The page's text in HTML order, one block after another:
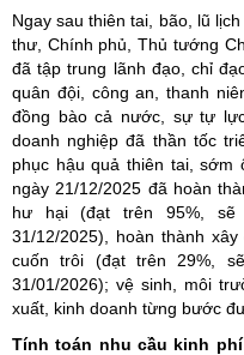
Ngay sau thiên tai, bão, lũ
thư, Chính phủ, Thủ tướng
đã tập trung lãnh đạo, chỉ
quân đội, công an, thanh
đồng bào cả nước, sự tự
doanh nghiệp đã thần tốc
phục hậu quả thiên tai,
ngày 21/12/2025 đã hoàn
hư hại (đạt trên 95%, sẽ
31/12/2025), hoàn thành
cuốn trôi (đạt trên 29%,
31/01/2026); vệ sinh, môi
xuất, kinh doanh từng bước
Tính toán nhu cầu kinh